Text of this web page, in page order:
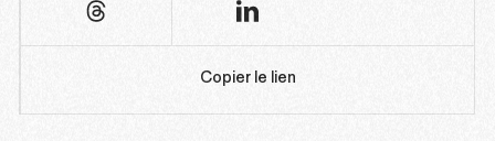
Copier le lien